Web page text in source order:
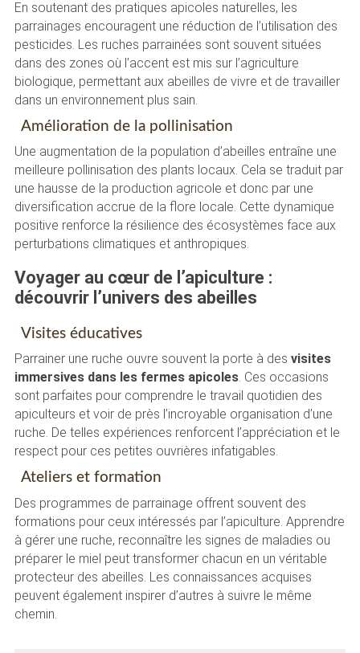
En soutenant des pratiques apicoles naturelles, les
parrainages encouragent une réduction de l’utilisation des
pesticides. Les ruches parrainées sont souvent situées
dans des zones où l’accent est mis sur l’agriculture
biologique, permettant aux abeilles de vivre et de travailler
dans un environnement plus sain.
Amélioration de la pollinisation
Une augmentation de la population d’abeilles entraîne une
meilleure pollinisation des plants locaux. Cela se traduit par
une hausse de la production agricole et donc par une
diversification accrue de la flore locale. Cette dynamique
positive renforce la résilience des écosystèmes face aux
perturbations climatiques et anthropiques.
Voyager au cœur de l’apiculture :
découvrir l’univers des abeilles
Visites éducatives
Parrainer une ruche ouvre souvent la porte à des visites
immersives dans les fermes apicoles. Ces occasions
sont parfaites pour comprendre le travail quotidien des
apiculteurs et voir de près l’incroyable organisation d’une
ruche. De telles expériences renforcent l’appréciation et le
respect pour ces petites ouvrières infatigables.
Ateliers et formation
Des programmes de parrainage offrent souvent des
formations pour ceux intéressés par l’apiculture. Apprendre
à gérer une ruche, reconnaître les signes de maladies ou
préparer le miel peut transformer chacun en un véritable
protecteur des abeilles. Les connaissances acquises
peuvent également inspirer d’autres à suivre le même
chemin.